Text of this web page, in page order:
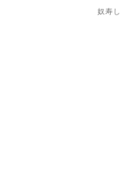
奴寿し